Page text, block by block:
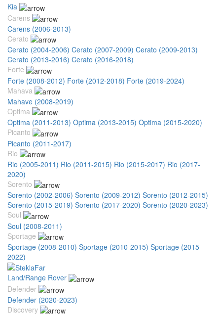
Kia
Carens
Carens (2006-2013)
Cerato
Cerato (2004-2006) Cerato (2007-2009) Cerato (2009-2013)
Cerato (2013-2016) Cerato (2016-2018)
Forte
Forte (2008-2012) Forte (2012-2018) Forte (2019-2024)
Mahava
Mahave (2008-2019)
Optima
Optima (2011-2013) Optima (2013-2015) Optima (2015-2020)
Picanto
Picanto (2011-2017)
Rio
Rio (2005-2011) Rio (2011-2015) Rio (2015-2017) Rio (2017-
2020)
Sorento
Sorento (2002-2006) Sorento (2009-2012) Sorento (2012-2015)
Sorento (2015-2019) Sorento (2017-2020) Sorento (2020-2023)
Soul
Soul (2008-2011)
Sportage
Sportage (2008-2010) Sportage (2010-2015) Sportage (2015-
2022)
Land/Range Rover
Defender
Defender (2020-2023)
Discovery